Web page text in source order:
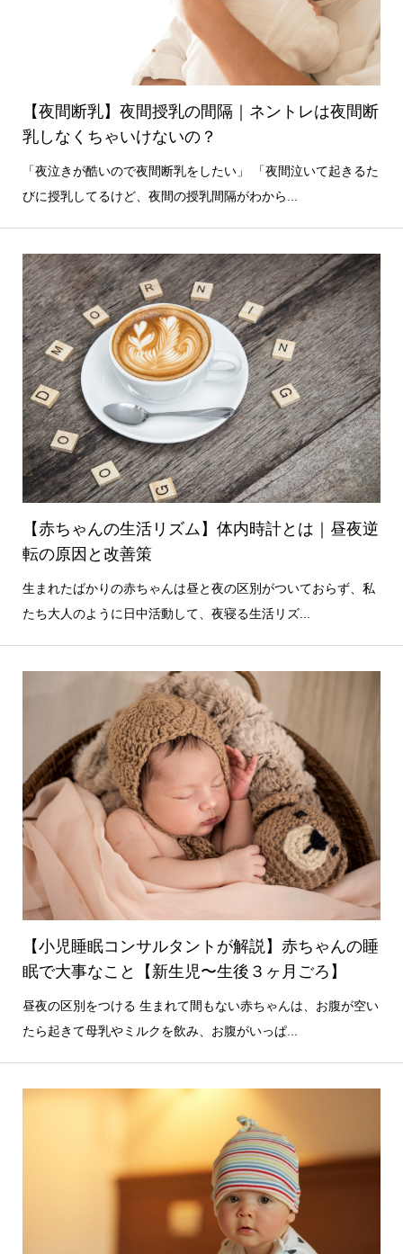
【夜間断乳】夜間授乳の間隔｜ネントレは夜間断
乳しなくちゃいけないの？
「夜泣きが酷いので夜間断乳をしたい」 「夜間泣いて起きるた
びに授乳してるけど、夜間の授乳間隔がわから...
【赤ちゃんの生活リズム】体内時計とは｜昼夜逆
転の原因と改善策
生まれたばかりの赤ちゃんは昼と夜の区別がついておらず、私
たち大人のように日中活動して、夜寝る生活リズ...
【小児睡眠コンサルタントが解説】赤ちゃんの睡
眠で大事なこと【新生児〜生後３ヶ月ごろ】
昼夜の区別をつける 生まれて間もない赤ちゃんは、お腹が空い
たら起きて母乳やミルクを飲み、お腹がいっぱ...